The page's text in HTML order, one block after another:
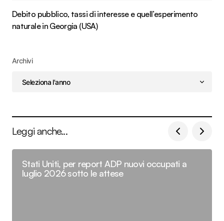
Debito pubblico, tassi di interesse e quell’esperimento
naturale in Georgia (USA)
Archivi
Leggi anche...
Stati Uniti, per report ADP nuovi occupati a
luglio 2026 sotto le attese